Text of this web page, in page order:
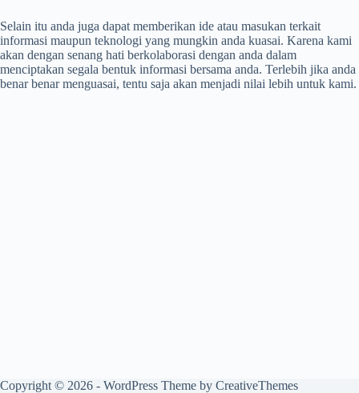
Selain itu anda juga dapat memberikan ide atau masukan terkait
informasi maupun teknologi yang mungkin anda kuasai. Karena kami
akan dengan senang hati berkolaborasi dengan anda dalam
menciptakan segala bentuk informasi bersama anda. Terlebih jika anda
benar benar menguasai, tentu saja akan menjadi nilai lebih untuk kami.
Copyright © 2026 - WordPress Theme by CreativeThemes